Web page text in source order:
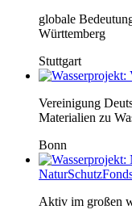
globale
Württemberg
Stuttgart
Vereinigung
Materialien zu
Bonn
Aktiv im großen